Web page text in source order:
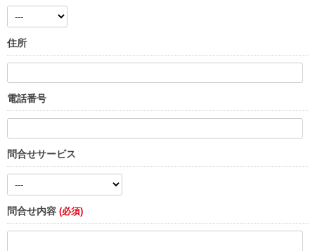
住所
電話番号
問合せサービス
問合せ内容 (必須)